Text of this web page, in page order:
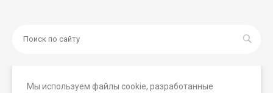
Мы используем файлы cookie, разработанные